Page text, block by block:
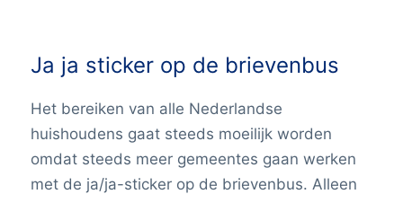
Ja ja sticker op de brievenbus
Het bereiken van alle Nederlandse
huishoudens gaat steeds moeilijk worden
omdat steeds meer gemeentes gaan werken
met de ja/ja-sticker op de brievenbus. Alleen